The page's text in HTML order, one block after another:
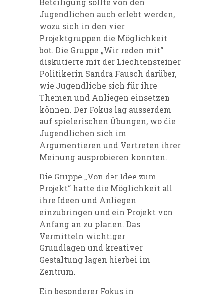
Beteiligung sollte von den
Jugendlichen auch erlebt werden,
wozu sich in den vier
Projektgruppen die Möglichkeit
bot. Die Gruppe „Wir reden mit“
diskutierte mit der Liechtensteiner
Politikerin Sandra Fausch darüber,
wie Jugendliche sich für ihre
Themen und Anliegen einsetzen
können. Der Fokus lag ausserdem
auf spielerischen Übungen, wo die
Jugendlichen sich im
Argumentieren und Vertreten ihrer
Meinung ausprobieren konnten.
Die Gruppe „Von der Idee zum
Projekt“ hatte die Möglichkeit all
ihre Ideen und Anliegen
einzubringen und ein Projekt von
Anfang an zu planen. Das
Vermitteln wichtiger
Grundlagen und kreativer
Gestaltung lagen hierbei im
Zentrum.
Ein besonderer Fokus in